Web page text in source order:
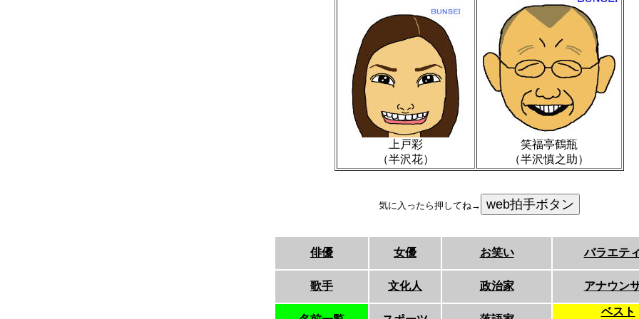
上戸彩
（半沢花）
笑福亭鶴瓶
（半沢慎之助）
気に入ったら押してね→
俳優 女優 お笑い バラエテ
歌手 文化人 政治家 アナウン
ベスト